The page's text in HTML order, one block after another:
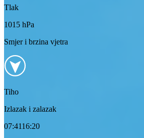
Tlak
1015 hPa
Smjer i brzina vjetra
Tiho
Izlazak i zalazak
07:4116:20